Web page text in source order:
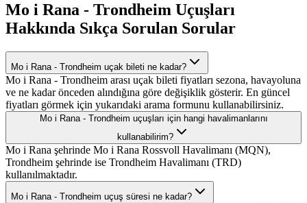
Mo i Rana - Trondheim Uçuşları
Hakkında Sıkça Sorulan Sorular
Mo i Rana - Trondheim uçak bileti ne kadar?
Mo i Rana - Trondheim arası uçak bileti fiyatları sezona, havayoluna
ve ne kadar önceden alındığına göre değişiklik gösterir. En güncel
fiyatları görmek için yukarıdaki arama formunu kullanabilirsiniz.
Mo i Rana - Trondheim uçuşları için hangi havalimanlarını
kullanabilirim?
Mo i Rana şehrinde Mo i Rana Rossvoll Havalimanı (MQN),
Trondheim şehrinde ise Trondheim Havalimanı (TRD)
kullanılmaktadır.
Mo i Rana - Trondheim uçuş süresi ne kadar?